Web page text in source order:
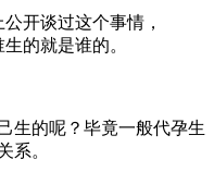
开谈过这个事情，
的就是谁的。
生的呢？毕竟一般代孕生
系。